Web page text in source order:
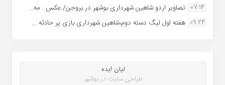
07:14 تصاویر اردو شاهین شهرداری بوشهر در بروجن/ عکس : مه...
09:24 هفته اول لیگ دسته دوم،شاهین شهرداری بازی پر حادثه ...
لیان ایده
طراحی سایت در بوشهر